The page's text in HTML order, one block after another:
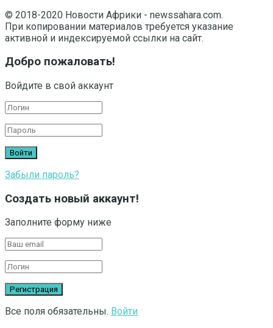
© 2018-2020 Новости Африки - newssahara.com.
При копировании материалов требуется указание
активной и индексируемой ссылки на сайт.
Добро пожаловать!
Войдите в свой аккаунт
Забыли пароль?
Создать новый аккаунт!
Заполните форму ниже
Все поля обязательны. Войти